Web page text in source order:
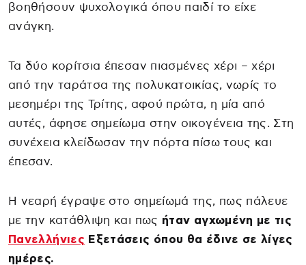
βοηθήσουν ψυχολογικά όπου παιδί το είχε
ανάγκη.
Τα δύο κορίτσια έπεσαν πιασμένες χέρι – χέρι
από την ταράτσα της πολυκατοικίας, νωρίς το
μεσημέρι της Τρίτης, αφού πρώτα, η μία από
αυτές, άφησε σημείωμα στην οικογένεια της. Στη
συνέχεια κλείδωσαν την πόρτα πίσω τους και
έπεσαν.
Η νεαρή έγραψε στο σημείωμά της, πως πάλευε
με την κατάθλιψη και πως ήταν αγχωμένη με τις
ΠανελλήνιεςΕξετάσεις όπου θα έδινε σε λίγες
ημέρες.